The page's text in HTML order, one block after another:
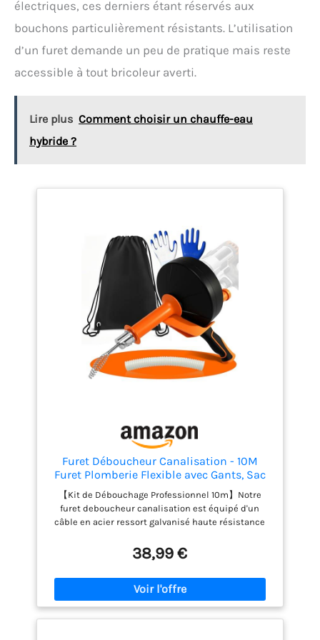
électriques, ces derniers étant réservés aux
bouchons particulièrement résistants. L’utilisation
d’un furet demande un peu de pratique mais reste
accessible à tout bricoleur averti.
Lire plus Comment choisir un chauffe-eau
hybride ?
Furet Déboucheur Canalisation - 10M
Furet Plomberie Flexible avec Gants, Sac
de Rangement - Spirale de Nettoyage de
Canalisations pour Cuisine, la Salle de
Bain, l'Égouttement et l'Évier
【Kit de Débouchage Professionnel 10m】Notre
furet deboucheur canalisation est équipé d'un
câble en acier ressort galvanisé haute résistance
traverse facilement les coudes des tuyaux pour
éliminer les bouchons les plus tenaces : cheveux,
graisse, résidus alimentaires et papier toilette. Des
gants de protection sont inclus pour une utilisation
propre et sûre. 【Design 2-en-1 : Manuel &
Perceuse】Innovation pratique ! Utilisez-le
38,99 €